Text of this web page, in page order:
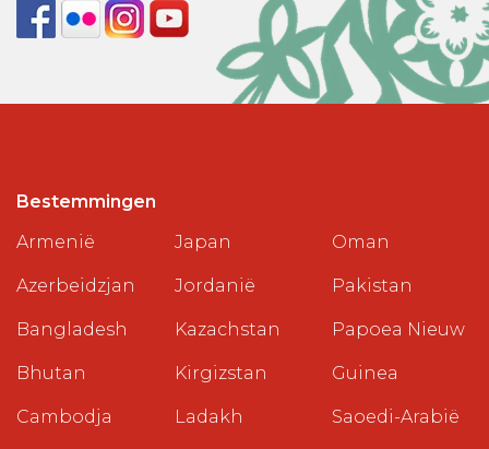
Bestemmingen
Armenië
Azerbeidzjan
Bangladesh
Bhutan
Cambodja
Japan
Jordanië
Kazachstan
Kirgizstan
Ladakh
Oman
Pakistan
Papoea Nieuw
Guinea
Saoedi-Arabië